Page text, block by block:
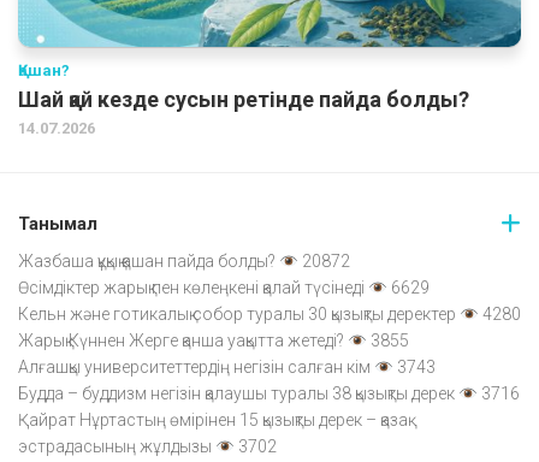
Қашан?
Шай қай кезде сусын ретінде пайда болды?
14.07.2026
Танымал
Жазбаша құқық қашан пайда болды?
20872
Өсімдіктер жарық пен көлеңкені қалай түсінеді
6629
Кельн және готикалық собор туралы 30 қызықты деректер
4280
Жарық Күннен Жерге қанша уақытта жетеді?
3855
Алғашқы университеттердің негізін салған кім
3743
Будда – буддизм негізін қалаушы туралы 38 қызықты дерек
3716
Қайрат Нұртастың өмірінен 15 қызықты дерек – қазақ
эстрадасының жұлдызы
3702